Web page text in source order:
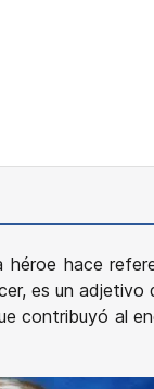
hace
es un adjetivo
contribuyó al